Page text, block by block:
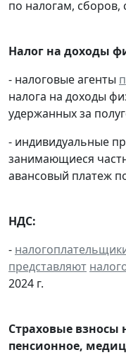
по налогам, сборов,
Налог на доходы
- налоговые агенты
налога на доходы
удержанных за
- индивидуальные
занимающиеся
авансовый платеж
НДС:
-
представляют
2024 г.
Страховые взносы
пенсионное,